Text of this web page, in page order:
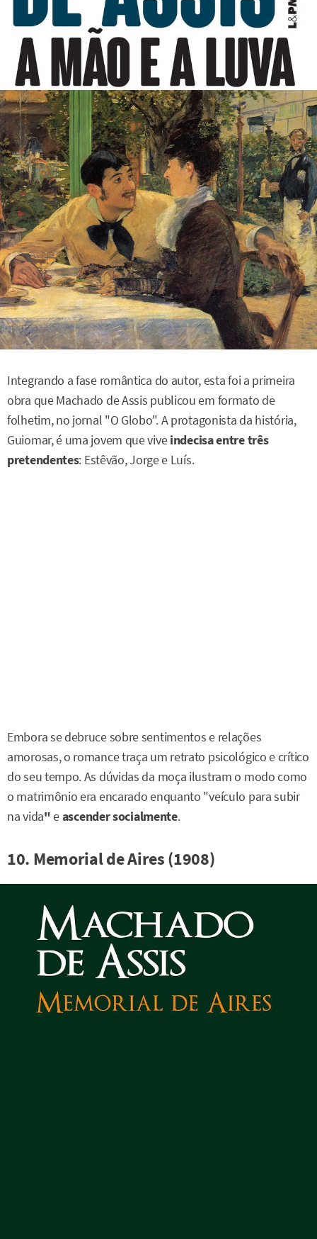
Integrando a fase romântica do autor, esta foi a primeira
obra que Machado de Assis publicou em formato de
folhetim, no jornal "O Globo". A protagonista da história,
Guiomar, é uma jovem que viveindecisa entre três
pretendentes: Estêvão, Jorge e Luís.
Embora se debruce sobre sentimentos e relações
amorosas, o romance traça um retrato psicológico e crítico
do seu tempo. As dúvidas da moça ilustram o modo como
o matrimônio era encarado enquanto "veículo para subir
na vida"eascender socialmente.
10. Memorial de Aires (1908)